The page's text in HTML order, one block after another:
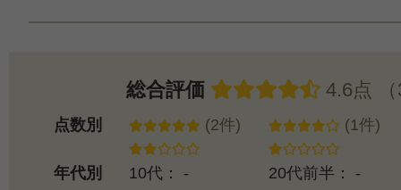
総合評価 4.6点
点数別 (2件) (1件)
年代別 10代： -
20代前半： -